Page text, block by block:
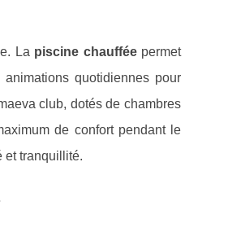
La piscine chaufféepermet
quotidiennes pour
club, dotés de chambres
de confort pendant le
et tranquillité.